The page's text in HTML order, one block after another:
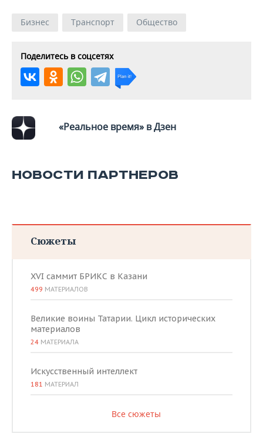
Бизнес Транспорт Общество
Поделитесь в соцсетях
«Реальное время» в Дзен
НОВОСТИ ПАРТНЕРОВ
Сюжеты
XVI саммит БРИКС в Казани
499 МАТЕРИАЛОВ
Великие воины Татарии. Цикл исторических
материалов
24 МАТЕРИАЛА
Искусственный интеллект
181 МАТЕРИАЛ
Все сюжеты